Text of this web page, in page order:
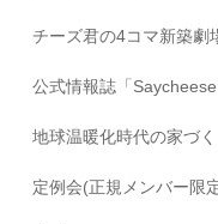
チーズ君の4コマ新築劇
公式情報誌「
地球温暖化時代の家づく
定例会(正規メンバー限